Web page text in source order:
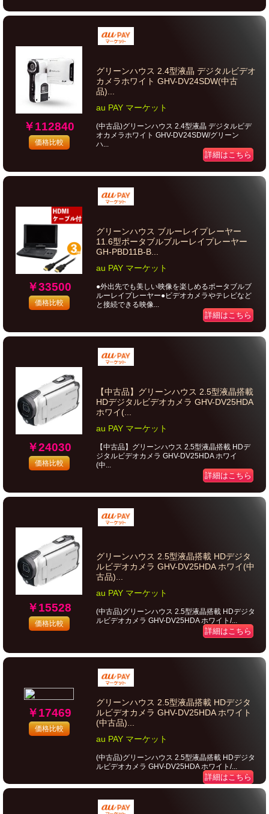
￥112840
価格比較
グリーンハウス 2.4型液晶 デジタルビデオ
カメラホワイト GHV-DV24SDW(中古
品)...
au PAY マーケット
(中古品)グリーンハウス 2.4型液晶 デジタルビデ
オカメラホワイト GHV-DV24SDW/グリーン
ハ...
詳細はこちら
￥33500
価格比較
グリーンハウス ブルーレイプレーヤー
11.6型ポータブルブルーレイプレーヤー
GH-PBD11B-B...
au PAY マーケット
●外出先でも美しい映像を楽しめるポータブルブ
ルーレイプレーヤー●ビデオカメラやテレビなど
と接続できる映像...
詳細はこちら
￥24030
価格比較
【中古品】グリーンハウス 2.5型液晶搭載
HDデジタルビデオカメラ GHV-DV25HDA
ホワイ(...
au PAY マーケット
【中古品】グリーンハウス 2.5型液晶搭載 HDデ
ジタルビデオカメラ GHV-DV25HDA ホワイ
(中...
詳細はこちら
￥15528
価格比較
グリーンハウス 2.5型液晶搭載 HDデジタ
ルビデオカメラ GHV-DV25HDA ホワイ(中
古品)...
au PAY マーケット
(中古品)グリーンハウス 2.5型液晶搭載 HDデジタ
ルビデオカメラ GHV-DV25HDA ホワイト/...
詳細はこちら
￥17469
価格比較
グリーンハウス 2.5型液晶搭載 HDデジタ
ルビデオカメラ GHV-DV25HDA ホワイト
(中古品)...
au PAY マーケット
(中古品)グリーンハウス 2.5型液晶搭載 HDデジタ
ルビデオカメラ GHV-DV25HDA ホワイト/...
詳細はこちら